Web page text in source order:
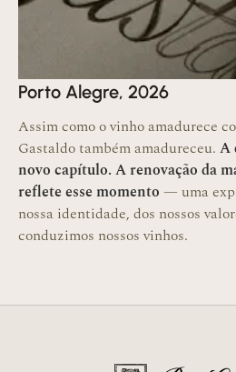
Porto Alegre, 2026
Assim como o vinho amadurece
Gastaldo também amadureceu. A
novo capítulo. A renovação da
reflete esse momento — uma
nossa identidade, dos nossos
conduzimos nossos vinhos.